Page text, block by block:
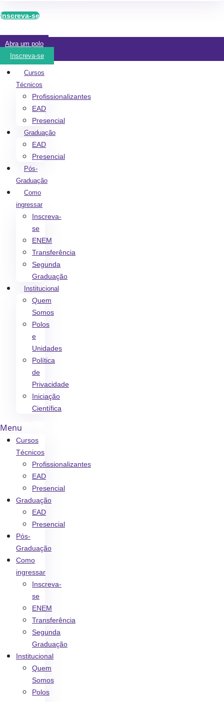
Inscreva-se
Abra um polo
Inscreva-se
Cursos
Técnicos
Profissionalizantes
EAD
Presencial
Graduação
EAD
Presencial
Pós-
Graduação
Como
ingressar
Inscreva-
se
ENEM
Transferência
Segunda
Graduação
Institucional
Quem
Somos
Polos
e
Unidades
Política
de
Privacidade
Iniciação
Científica
Menu
Cursos
Técnicos
Profissionalizantes
EAD
Presencial
Graduação
EAD
Presencial
Pós-
Graduação
Como
ingressar
Inscreva-
se
ENEM
Transferência
Segunda
Graduação
Institucional
Quem
Somos
Polos